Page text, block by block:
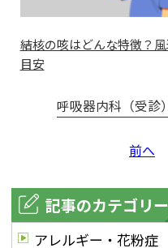
結核の咳はどんな特徴？
目安
呼吸器内科（受診
前へ
記事のカテゴリー
アレルギー・花粉症